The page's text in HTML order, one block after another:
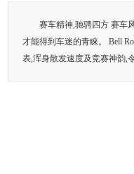
赛车精神,驰骋四方 赛车
才能得到车迷的青睐。 Bell
表,浑身散发速度及竞赛神韵,